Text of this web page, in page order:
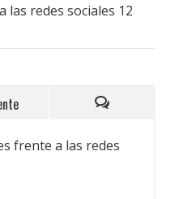
las redes sociales 12
frente a las redes